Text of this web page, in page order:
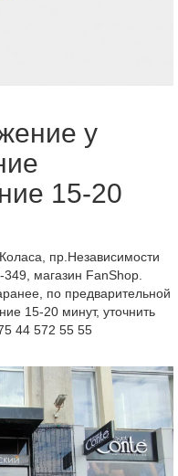
у
15-20
пр.Независимости
магазин FanShop.
по предварительной
15-20 минут, уточнить
44 572 55 55